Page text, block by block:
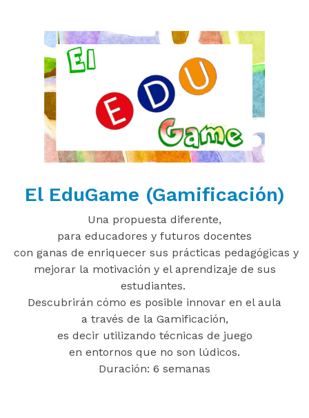
El EduGame (Gamificación)
Una propuesta diferente,
para educadores y futuros docentes
con ganas de enriquecer sus prácticas pedagógicas y
mejorar la motivación y el aprendizaje de sus
estudiantes.
Descubrirán cómo es posible innovar en el aula
a través de la Gamificación,
es decir utilizando técnicas de juego
en entornos que no son lúdicos.
Duración: 6 semanas